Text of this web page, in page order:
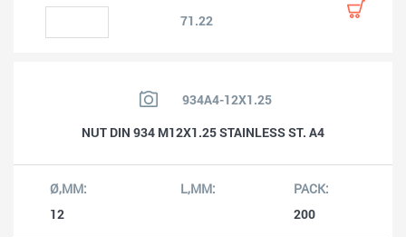
71.22
934A4-12X1.25
NUT DIN 934 M12X1.25 STAINLESS ST. A4
12 200